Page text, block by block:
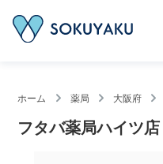
ホーム 薬局 大阪府
フタバ薬局ハイツ店